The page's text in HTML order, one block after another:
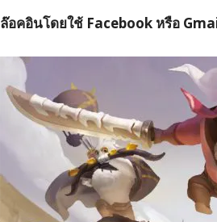
ล๊อคอินโดยใช้ Facebook หรือ